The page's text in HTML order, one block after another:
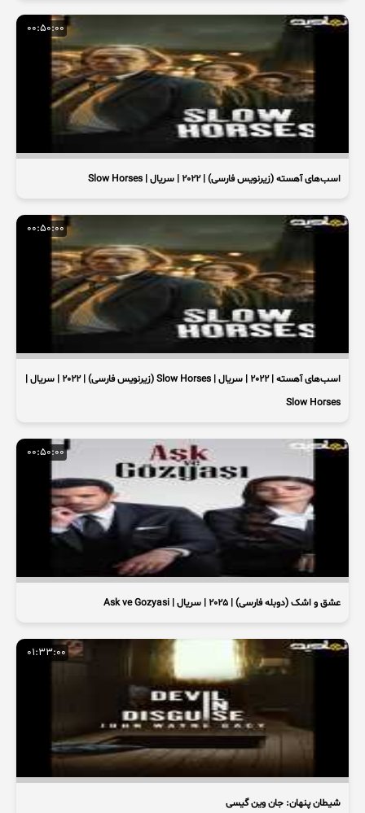
00:50:00
اسب‌های آهسته (زیرنویس فارسی) | 2022 | سریال | Slow Horses
00:50:00
اسب‌های آهسته | 2022 | سریال | Slow Horses (زیرنویس فارسی) | 2022 | سریال |
Slow Horses
00:50:00
عشق و اشک (دوبله فارسی) | 2025 | سریال | Ask ve Gozyasi
01:33:00
شیطان پنهان: جان وین گیسی